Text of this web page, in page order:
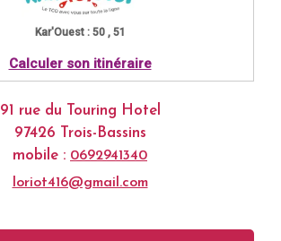
Kar'Ouest : 50 , 51
Calculer son itinéraire
91 rue du Touring Hotel
97426 Trois-Bassins
mobile : 0692941340
loriot416@gmail.com